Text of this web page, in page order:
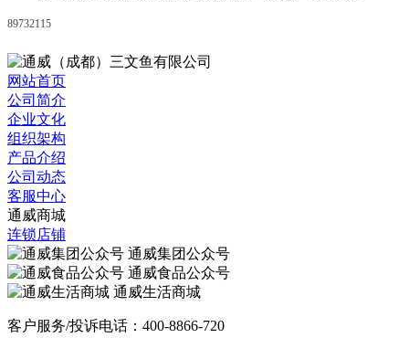
89732115
网站首页
公司简介
企业文化
组织架构
产品介绍
公司动态
客服中心
通威商城
连锁店铺
通威集团公众号
通威食品公众号
通威生活商城
客户服务/投诉电话：400-8866-720